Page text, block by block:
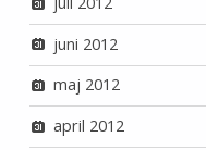
juni 2012
maj 2012
april 2012